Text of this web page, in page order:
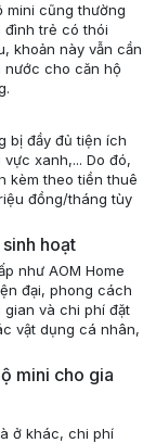
mini cũng thường
đình trẻ có thói
khoản này vẫn cần
nước cho căn hộ
bị đầy đủ tiện ích
xanh,... Do đó,
kèm theo tiền thuê
đồng/tháng tùy
hoạt
như AOM Home
đại, phong cách
và chi phí đặt
vật dụng cá nhân,
mini cho gia
ở khác, chi phí